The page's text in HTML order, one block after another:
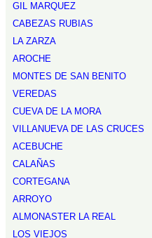
GIL MARQUEZ
CABEZAS RUBIAS
LA ZARZA
AROCHE
MONTES DE SAN BENITO
VEREDAS
CUEVA DE LA MORA
VILLANUEVA DE LAS CRUCES
ACEBUCHE
CALAÑAS
CORTEGANA
ARROYO
ALMONASTER LA REAL
LOS VIEJOS